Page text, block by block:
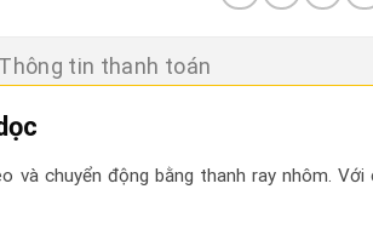
Thông tin thanh toán
và chuyển động bằng thanh ray nhôm.